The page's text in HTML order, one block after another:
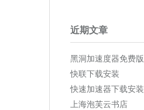
近期文章
黑洞加速度器免费版
快联下载安装
快速加速器下载安装
上海泡芙云书店